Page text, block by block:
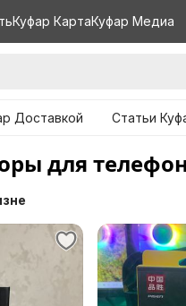
Куфар КартаКуфар Медиа
Доставкой Статьи
для